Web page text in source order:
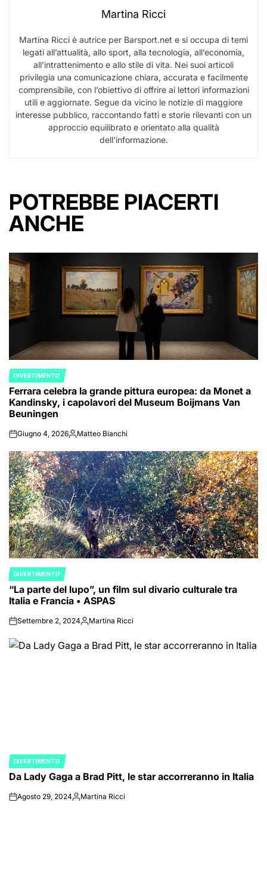
Martina Ricci
Martina Ricci è autrice per Barsport.net e si occupa di temi
legati all’attualità, allo sport, alla tecnologia, all’economia,
all’intrattenimento e allo stile di vita. Nei suoi articoli
privilegia una comunicazione chiara, accurata e facilmente
comprensibile, con l’obiettivo di offrire ai lettori informazioni
utili e aggiornate. Segue da vicino le notizie di maggiore
interesse pubblico, raccontando fatti e storie rilevanti con un
approccio equilibrato e orientato alla qualità
dell’informazione.
POTREBBE PIACERTI
ANCHE
POSTED
IN
DIVERTIMENTO
Ferrara celebra la grande pittura europea: da Monet a
Kandinsky, i capolavori del Museum Boijmans Van
Beuningen
onGiugno 4, 2026Posted
Matteo Bianchi
POSTED
IN
DIVERTIMENTO
“La parte del lupo”, un film sul divario culturale tra
Italia e Francia • ASPAS
onSettembre 2, 2024PostedMartina Ricci
POSTED
IN
DIVERTIMENTO
Da Lady Gaga a Brad Pitt, le star accorreranno in Italia
onAgosto 29, 2024PostedMartina Ricci